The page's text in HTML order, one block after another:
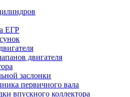
ЕГР
двигателя
заслонки
первичного вала
впускного коллектора